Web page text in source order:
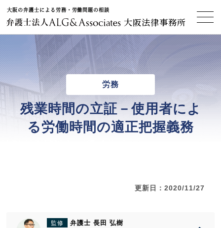
大阪の弁護士による労務・労働問題の相談
大阪法律事務所
労務
残業時間の立証－使用者によ
る労働時間の適正把握義務
更新日：2020/11/27
監修
弁護士 長田 弘樹